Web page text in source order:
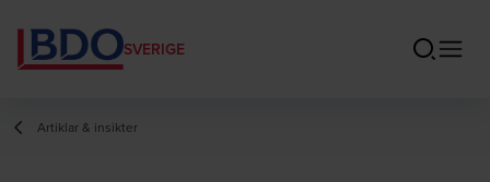
SVERIGE
Artiklar & insikter